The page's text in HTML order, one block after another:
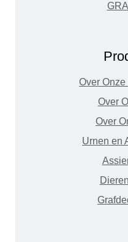
Over
Over
Over
Urnen en